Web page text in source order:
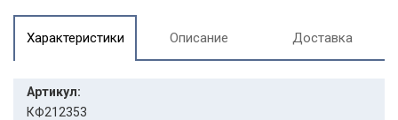
Характеристики Описание Доставка
Артикул:
КФ212353